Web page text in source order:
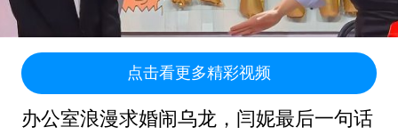
点击看更多精彩视频
办公室浪漫求婚闹乌龙，闫妮最后一句话